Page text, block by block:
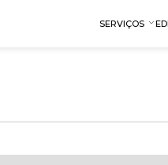
SERVIÇOS